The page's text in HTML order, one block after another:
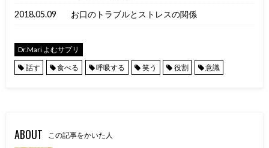
2018.05.09 お口のトラブルとストレスの関係
Dr.Mari よむサプリ
話す
食べる 呼吸する 笑う 役割 意識
ABOUT この記事をかいた人